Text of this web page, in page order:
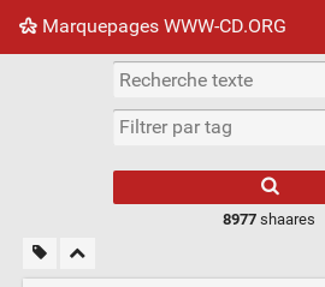
Marquepages WWW-CD.ORG
Nuage de tags Mur d'images
8977 shaares